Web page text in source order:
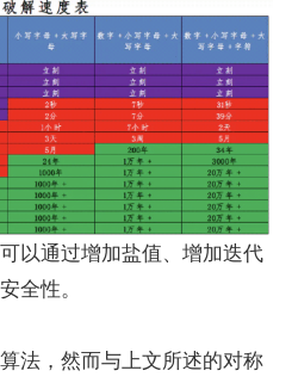
以通过增加盐值、增加迭代
全性。
法，然而与上文所述的对称